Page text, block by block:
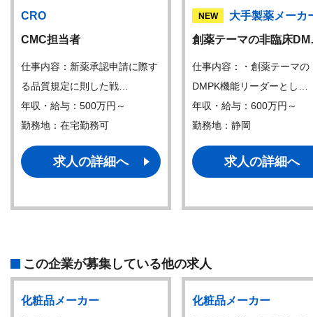
CRO
CMC担当者
仕事内容：新薬承認申請に際す
る品質規定に則した戦…
年収・給与：500万円～
勤務地：在宅勤務可
求人の詳細へ
NEW
大手製薬メーカ
創薬テーマの非臨床
仕事内容：・創薬テーマの
DMPK機能リーダーとし…
年収・給与：600万円～
勤務地：静岡
求人の詳細へ
この企業が募集している他の求人
化粧品メーカー
化粧品メーカー